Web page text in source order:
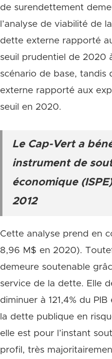
de surendettement
l’analyse de viabilité de
dette externe rapporté
seuil prudentiel de 2020
scénario de base,
externe rapporté aux
seuil en 2020.
Le Cap-Vert a
instrument de
économique
2012
Cette analyse prend en
8,96 M$ en 2020).
demeure soutenable
service de la dette. Elle
diminuer à 121,4% du
la dette publique en
elle est pour l’instant
profil, très